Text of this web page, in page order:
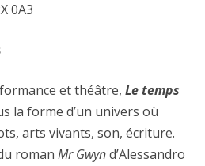
0A3
et théâtre, Le temps
la forme d’un univers où
arts vivants, son, écriture.
roman Mr Gwynd’Alessandro